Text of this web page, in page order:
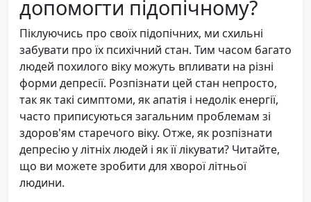
допомогти підопічному?
Піклуючись про своїх підопічних, ми схильні
забувати про їх психічний стан. Тим часом багато
людей похилого віку можуть впливати на різні
форми депресії. Розпізнати цей стан непросто,
так як такі симптоми, як апатія і недолік енергії,
часто приписуються загальним проблемам зі
здоров'ям старечого віку. Отже, як розпізнати
депресію у літніх людей і як її лікувати? Читайте,
що ви можете зробити для хворої літньої
людини.